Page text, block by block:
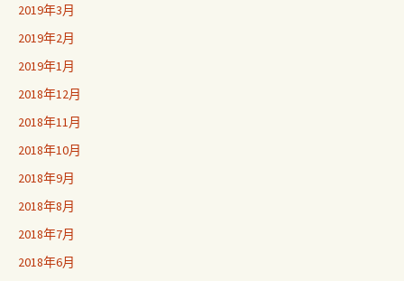
2019年3月
2019年2月
2019年1月
2018年12月
2018年11月
2018年10月
2018年9月
2018年8月
2018年7月
2018年6月